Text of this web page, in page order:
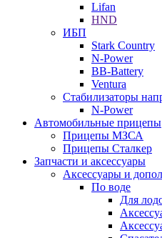
Lifan
HND
ИБП
Stark Country
N-Power
BB-Battery
Ventura
Стабилизаторы
N-Power
Автомобильные прицепы
Прицепы МЗСА
Прицепы Сталкер
Запчасти и аксессуары
Аксессуары и
По воде
Для